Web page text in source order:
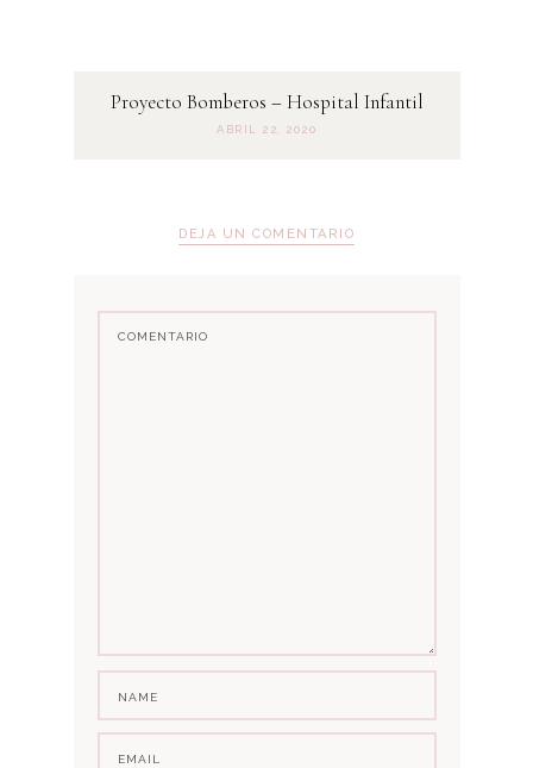
Proyecto Bomberos – Hospital Infantil
ABRIL 22, 2020
DEJA UN COMENTARIO